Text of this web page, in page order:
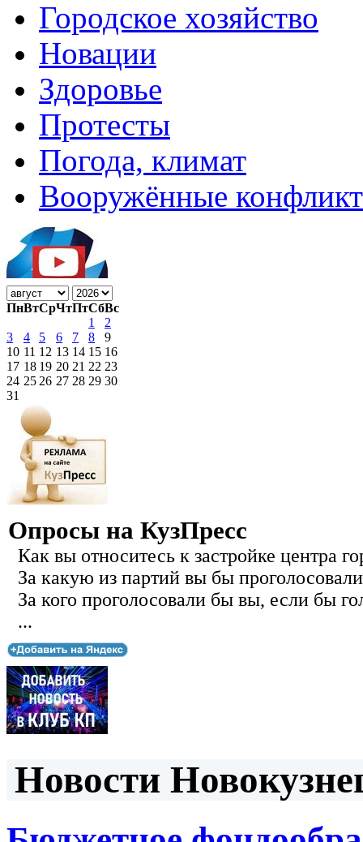
Городское хозяйство
Новации
Здоровье
Протесты
Погода, климат
Вооружённые
ПнВтСрЧтПтСбВс
1
2
3
4 5 6 7 8
9
10 11 12 13 14 15 16
17 18 19 20 21 22 23
24 25 26 27 28 29 30
31
Опросы на КузПресс
Как вы относитесь к застройке центра
За какую из партий вы бы
За кого проголосовали бы вы, если бы
...
Новости